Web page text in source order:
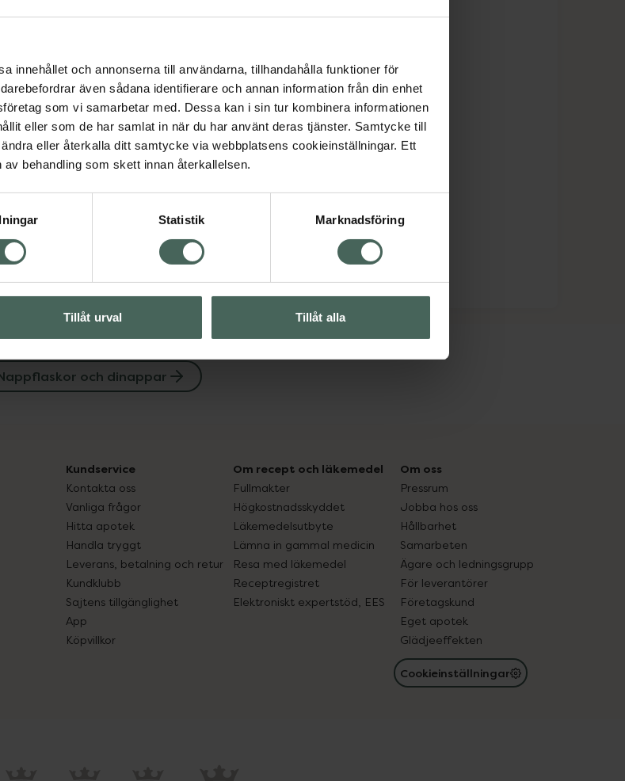
innehållet och annonserna till användarna, tillhandahålla funktioner för
även sådana identifierare och annan information från din enhet
som vi samarbetar med. Dessa kan i sin tur kombinera informationen
eller som de har samlat in när du har använt deras tjänster. Samtycke till
eller återkalla ditt samtycke via webbplatsens cookieinställningar. Ett
behandling som skett innan återkallelsen.
Statistik Marknadsföring
Tillåt urval Tillåt alla
Visa
Visa
Visa
och dinappar
Kundservice
Kontakta oss
Vanliga frågor
Hitta apotek
Handla tryggt
Leverans, betalning och retur
Kundklubb
Sajtens tillgänglighet
App
Köpvillkor
Om recept och läkemedel
Fullmakter
Högkostnadsskyddet
Läkemedelsutbyte
Lämna in gammal medicin
Resa med läkemedel
Receptregistret
Elektroniskt expertstöd, EES
Om oss
Pressrum
Jobba hos oss
Hållbarhet
Samarbeten
Ägare och ledningsgrupp
För leverantörer
Företagskund
Eget apotek
Glädjeeffekten
Cookieinställningar